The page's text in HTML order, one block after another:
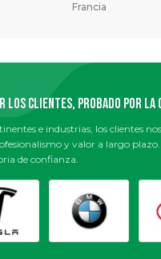
Francia
LOS CLIENTES, PROBADO POR LA
e industrias, los clientes
y valor a largo
de confianza.